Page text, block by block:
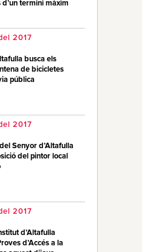
termini màxim
2017
busca els
de bicicletes
pública
2017
Senyor d’Altafulla
del pintor local
2017
d’Altafulla
d’Accés a la